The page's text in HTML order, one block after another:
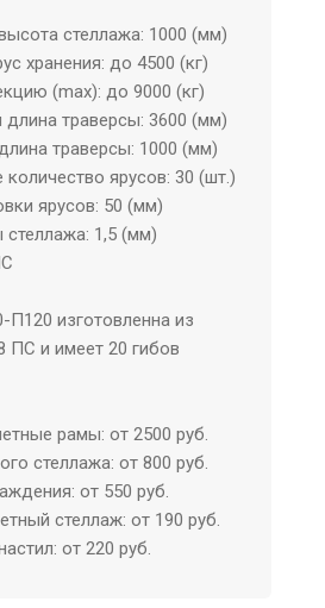
стеллажа: 1000 (мм)
хранения: до 4500 (кг)
(max): до 9000 (кг)
траверсы: 3600 (мм)
траверсы: 1000 (мм)
ярусов: 30 (шт.)
ярусов: 50 (мм)
1,5 (мм)
изготовленна из
ПС и имеет 20 гибов
рамы: от 2500 руб.
стеллажа: от 800 руб.
от 550 руб.
стеллаж: от 190 руб.
от 220 руб.